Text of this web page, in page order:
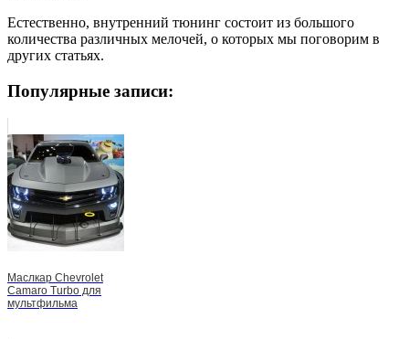
Естественно, внутренний тюнинг состоит из большого
количества различных мелочей, о которых мы поговорим в
других статьях.
Популярные записи:
Маслкар Chevrolet
Camaro Turbo для
мультфильма